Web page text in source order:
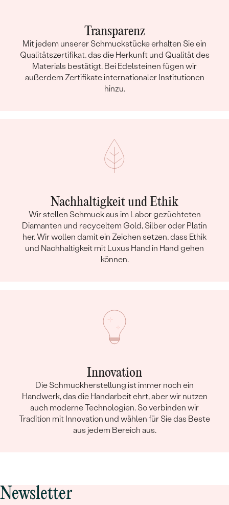
Transparenz
Mit jedem unserer Schmuckstücke erhalten Sie ein
Qualitätszertifikat, das die Herkunft und Qualität des
Materials bestätigt. Bei Edelsteinen fügen wir
außerdem Zertifikate internationaler Institutionen
hinzu.
Nachhaltigkeit und Ethik
Wir stellen Schmuck aus im Labor gezüchteten
Diamanten und recyceltem Gold, Silber oder Platin
her. Wir wollen damit ein Zeichen setzen, dass Ethik
und Nachhaltigkeit mit Luxus Hand in Hand gehen
können.
Innovation
Die Schmuckherstellung ist immer noch ein
Handwerk, das die Handarbeit ehrt, aber wir nutzen
auch moderne Technologien. So verbinden wir
Tradition mit Innovation und wählen für Sie das Beste
aus jedem Bereich aus.
Newsletter